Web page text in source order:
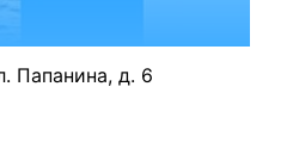
Папанина, д. 6